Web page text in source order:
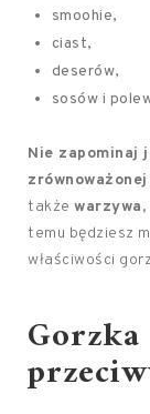
smoohie,
ciast,
deserów,
sosów i
Nie zapominaj
także warzywa,
temu będziesz
właściwości